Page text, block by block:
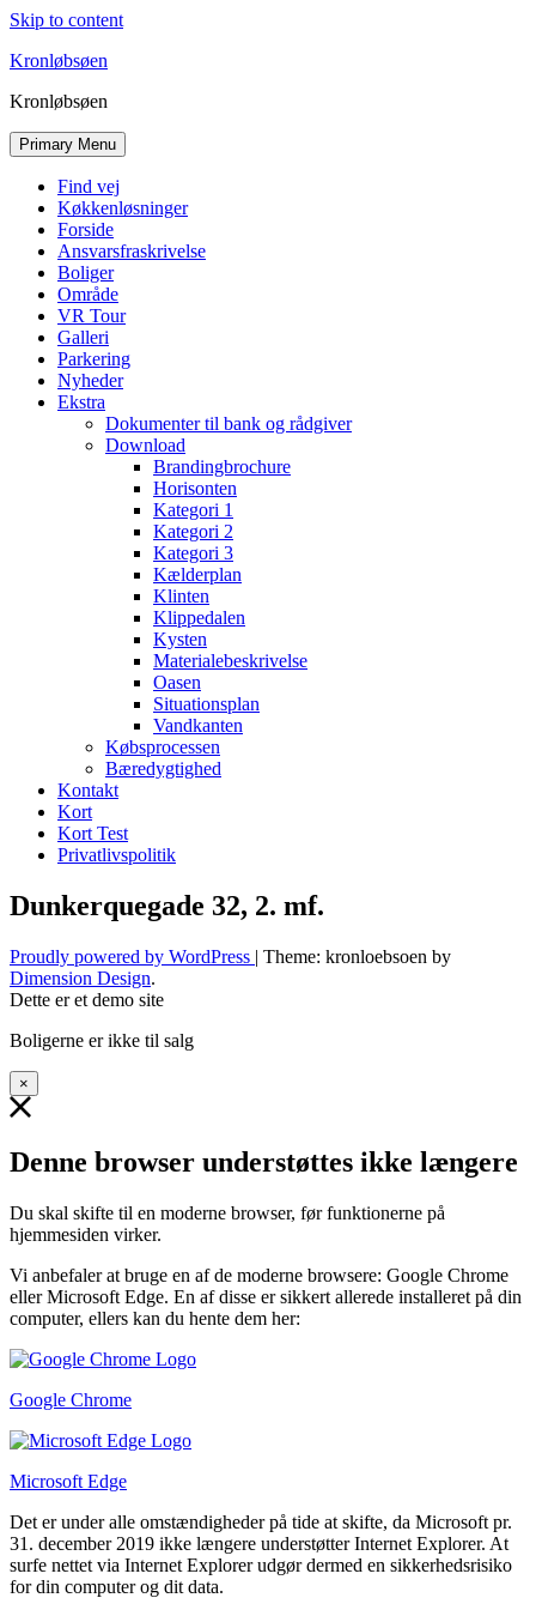
Skip to content
Kronløbsøen
Kronløbsøen
Primary Menu
Find vej
Køkkenløsninger
Forside
Ansvarsfraskrivelse
Boliger
Område
VR Tour
Galleri
Parkering
Nyheder
Ekstra
Dokumenter til bank og rådgiver
Download
Brandingbrochure
Horisonten
Kategori 1
Kategori 2
Kategori 3
Kælderplan
Klinten
Klippedalen
Kysten
Materialebeskrivelse
Oasen
Situationsplan
Vandkanten
Købsprocessen
Bæredygtighed
Kontakt
Kort
Kort Test
Privatlivspolitik
Dunkerquegade 32, 2. mf.
Proudly powered by WordPress | Theme: kronloebsoen by
Dimension Design.
Dette er et demo site
Boligerne er ikke til salg
×
Denne browser understøttes ikke længere
Du skal skifte til en moderne browser, før funktionerne på
hjemmesiden virker.
Vi anbefaler at bruge en af de moderne browsere: Google Chrome
eller Microsoft Edge. En af disse er sikkert allerede installeret på din
computer, ellers kan du hente dem her:
Google Chrome
Microsoft Edge
Det er under alle omstændigheder på tide at skifte, da Microsoft pr.
31. december 2019 ikke længere understøtter Internet Explorer. At
surfe nettet via Internet Explorer udgør dermed en sikkerhedsrisiko
for din computer og dit data.